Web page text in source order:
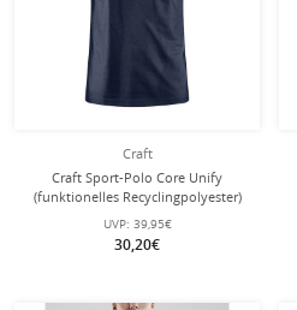
Craft
Craft Sport-Polo Core Unify
(funktionelles Recyclingpolyester)
dunkelnavyblau Herren
UVP: 39,95€
30,20€